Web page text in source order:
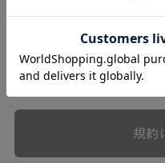
本規約は、会員と弊社と
切の関係に適用されるも
弊社が一連のサービスを
ら個別規定はその名称の
規約